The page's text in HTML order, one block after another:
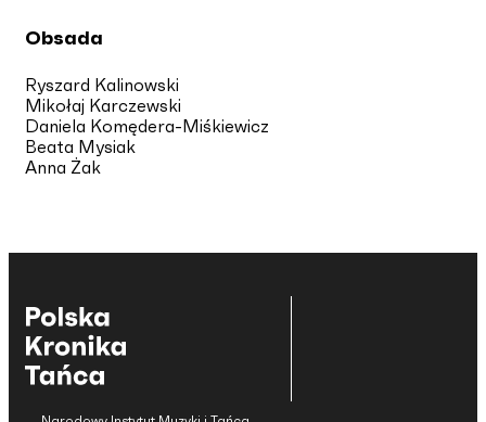
Obsada
Ryszard Kalinowski
Mikołaj Karczewski
Daniela Komędera-Miśkiewicz
Beata Mysiak
Anna Żak